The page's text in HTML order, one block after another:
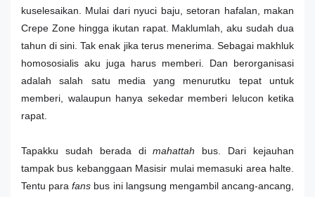
kuselesaikan. Mulai dari nyuci baju, setoran hafalan, makan
Crepe Zone hingga ikutan rapat. Maklumlah, aku sudah dua
tahun di sini. Tak enak jika terus menerima. Sebagai makhluk
homososialis aku juga harus memberi. Dan berorganisasi
adalah salah satu media yang menurutku tepat untuk
memberi, walaupun hanya sekedar memberi lelucon ketika
rapat.
Tapakku sudah berada dimahattah bus. Dari kejauhan
tampak bus kebanggaan Masisir mulai memasuki area halte.
Tentu parafans bus ini langsung mengambil ancang-ancang,